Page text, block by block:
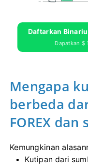
Daftarkan
Dapatkan $
Mengapa
berbeda
FOREX
Kemungkinan
Kutipan dari